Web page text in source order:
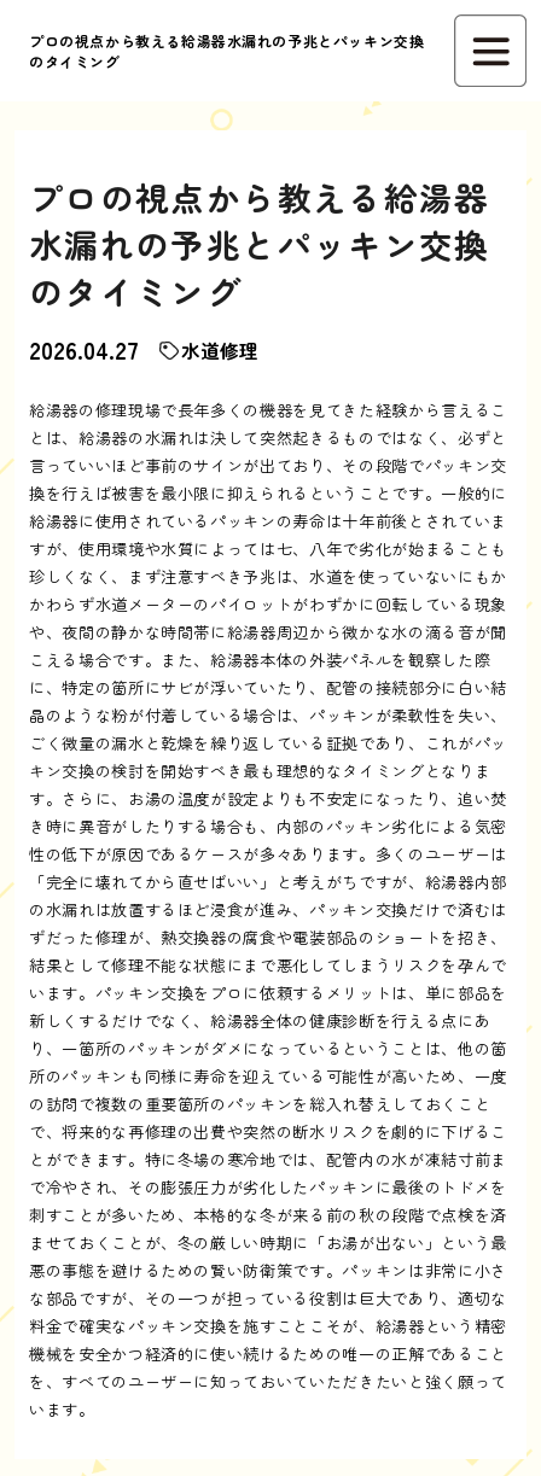
プロの視点から教える給湯器水漏れの予兆とパッキン交換
のタイミング
プロの視点から教える給湯器
水漏れの予兆とパッキン交換
のタイミング
2026.04.27 水道修理
給湯器の修理現場で長年多くの機器を見てきた経験から言えるこ
とは、給湯器の水漏れは決して突然起きるものではなく、必ずと
言っていいほど事前のサインが出ており、その段階でパッキン交
換を行えば被害を最小限に抑えられるということです。一般的に
給湯器に使用されているパッキンの寿命は十年前後とされていま
すが、使用環境や水質によっては七、八年で劣化が始まることも
珍しくなく、まず注意すべき予兆は、水道を使っていないにもか
かわらず水道メーターのパイロットがわずかに回転している現象
や、夜間の静かな時間帯に給湯器周辺から微かな水の滴る音が聞
こえる場合です。また、給湯器本体の外装パネルを観察した際
に、特定の箇所にサビが浮いていたり、配管の接続部分に白い結
晶のような粉が付着している場合は、パッキンが柔軟性を失い、
ごく微量の漏水と乾燥を繰り返している証拠であり、これがパッ
キン交換の検討を開始すべき最も理想的なタイミングとなりま
す。さらに、お湯の温度が設定よりも不安定になったり、追い焚
き時に異音がしたりする場合も、内部のパッキン劣化による気密
性の低下が原因であるケースが多々あります。多くのユーザーは
「完全に壊れてから直せばいい」と考えがちですが、給湯器内部
の水漏れは放置するほど浸食が進み、パッキン交換だけで済むは
ずだった修理が、熱交換器の腐食や電装部品のショートを招き、
結果として修理不能な状態にまで悪化してしまうリスクを孕んで
います。パッキン交換をプロに依頼するメリットは、単に部品を
新しくするだけでなく、給湯器全体の健康診断を行える点にあ
り、一箇所のパッキンがダメになっているということは、他の箇
所のパッキンも同様に寿命を迎えている可能性が高いため、一度
の訪問で複数の重要箇所のパッキンを総入れ替えしておくこと
で、将来的な再修理の出費や突然の断水リスクを劇的に下げるこ
とができます。特に冬場の寒冷地では、配管内の水が凍結寸前ま
で冷やされ、その膨張圧力が劣化したパッキンに最後のトドメを
刺すことが多いため、本格的な冬が来る前の秋の段階で点検を済
ませておくことが、冬の厳しい時期に「お湯が出ない」という最
悪の事態を避けるための賢い防衛策です。パッキンは非常に小さ
な部品ですが、その一つが担っている役割は巨大であり、適切な
料金で確実なパッキン交換を施すことこそが、給湯器という精密
機械を安全かつ経済的に使い続けるための唯一の正解であること
を、すべてのユーザーに知っておいていただきたいと強く願って
います。